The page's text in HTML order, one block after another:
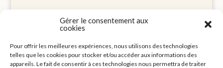
Gérer le consentement aux
cookies
Pour offrir les meilleures expériences, nous utilisons des technologies
telles que les cookies pour stocker et/ou accéder aux informations des
appareils. Le fait de consentir à ces technologies nous permettra de traiter
Mentions légales
Politique de cookies (UE)